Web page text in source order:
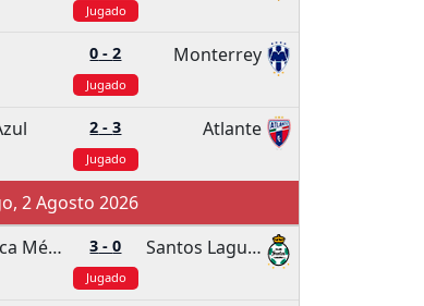
Jugado
0 -2 Monterrey
Jugado
2 -3 Atlante
Jugado
2 Agosto 2026
América México
3 -0 Santos Laguna
Jugado